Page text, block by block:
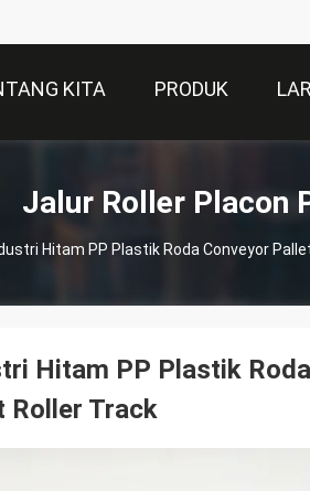
KITA PRODUK
Jalur Roller Placon
Hitam PP Plastik Roda Conveyor
Hitam PP Plastik
Roller Track